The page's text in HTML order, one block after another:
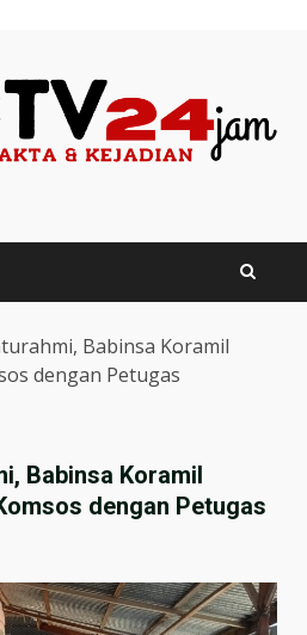
Babinsa Koramil
dengan Petugas
Babinsa Koramil
dengan Petugas